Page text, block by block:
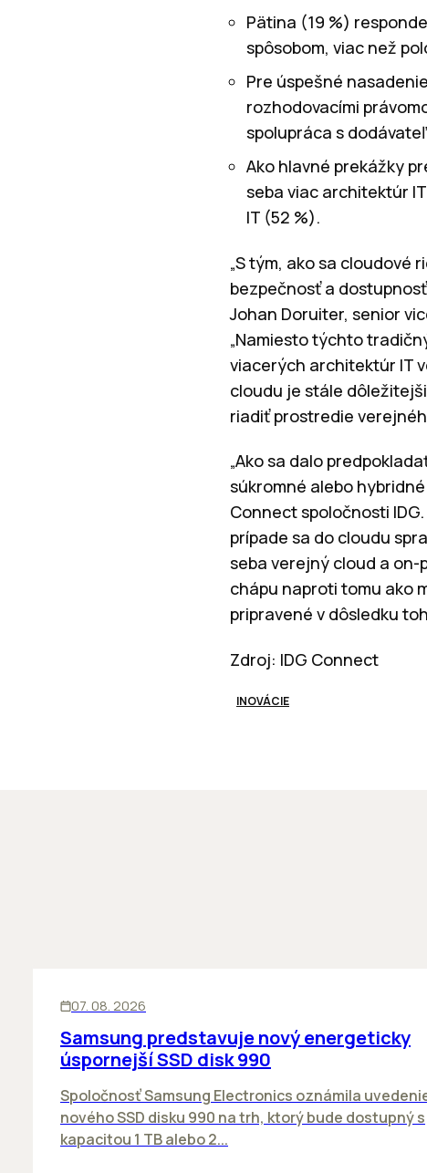
Pätina (19 %)
spôsobom, viac než
Pre úspešné
rozhodovacími
spolupráca s
Ako hlavné prekážky
seba viac architektúr
IT (52 %).
„S tým, ako sa
bezpečnosť a
Johan Doruiter, senior
„Namiesto týchto
viacerých architektúr IT
cloudu je stále
riadiť prostredie
„Ako sa dalo
súkromné alebo
Connect spoločnosti
prípade sa do cloudu
seba verejný cloud a
chápu naproti tomu ako
pripravené v dôsledku
Zdroj: IDG Connect
INOVÁCIE
07. 08. 2026
Samsung predstavuje nový energeticky
úspornejší SSD disk 990
Spoločnosť Samsung Electronics oznámila
nového SSD disku 990 na trh, ktorý bude dostupný s
kapacitou 1 TB alebo 2...